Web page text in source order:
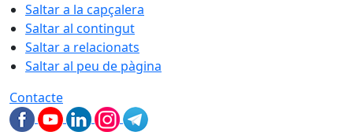
Saltar a la capçalera
Saltar al contingut
Saltar a relacionats
Saltar al peu de pàgina
Contacte